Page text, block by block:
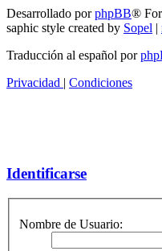
Desarrollado porphpBB®
saphic style created by Sopel |
Traducción al español por
Privacidad | Condiciones
Identificarse
Nombre de Usuario: